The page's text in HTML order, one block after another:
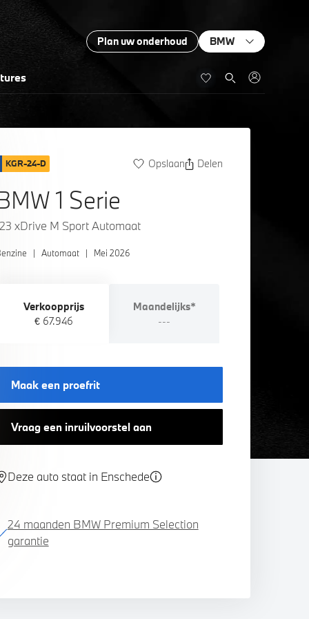
Plan uw onderhoud BMW
KGR-24-D Opslaan Delen
1 Serie
xDrive M Sport Automaat
| Automaat | Mei 2026
Verkoopprijs
€ 67.946
Maandelijks*
---
Maak een proefrit
Vraag een inruilvoorstel aan
Deze auto staat in Enschede
24 maanden BMW Premium Selection
garantie